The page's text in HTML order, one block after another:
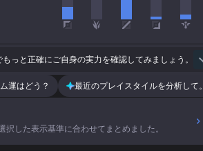
もっと正確にご自身の実力を確認してみましょう。
運はどう？ 最近のプレイスタイルを分析して。
した表示基準に合わせてまとめました。